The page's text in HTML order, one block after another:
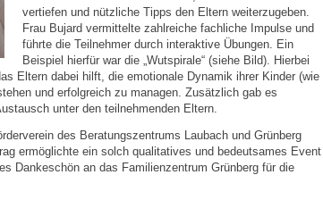
vertiefen und nützliche Tipps den Eltern weiterzugeben.
Frau Bujard vermittelte zahlreiche fachliche Impulse und
führte die Teilnehmer durch interaktive Übungen. Ein
Beispiel hierfür war die „Wutspirale“ (siehe Bild). Hierbei
Eltern dabei hilft, die emotionale Dynamik ihrer Kinder (wie
und erfolgreich zu managen. Zusätzlich gab es
unter den teilnehmenden Eltern.
des Beratungszentrums Laubach und Grünberg
ermöglichte ein solch qualitatives und bedeutsames Event
Dankeschön an das Familienzentrum Grünberg für die